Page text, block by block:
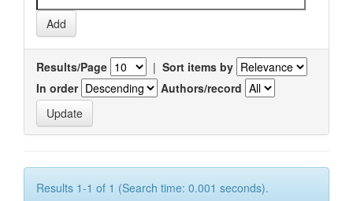
Results/Page | Sort items by
In order
Authors/record
Results 1-1 of 1 (Search time: 0.001 seconds).